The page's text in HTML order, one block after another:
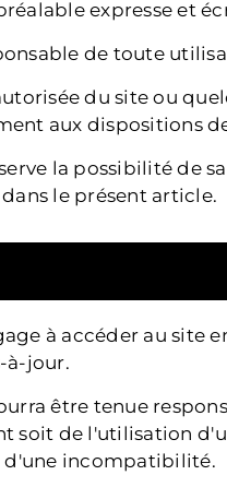
expresse et
de toute
du site ou
aux dispositions
la possibilité de
le présent article.
à accéder au site
à-jour.
être tenue
soit de l'utilisation
incompatibilité.